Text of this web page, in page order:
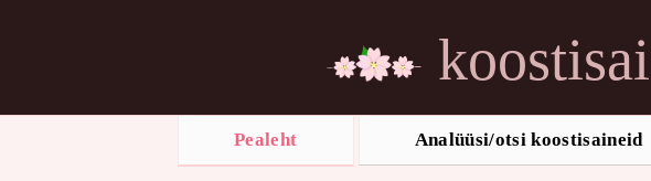
Pealeht Analüüsi/otsi koostisaineid